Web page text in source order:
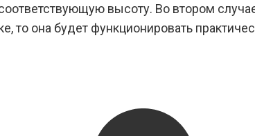
высоту. Во втором
то она будет функционировать